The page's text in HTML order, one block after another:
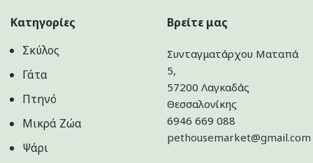
Κατηγορίες
Σκύλος
Γάτα
Πτηνό
Μικρά Ζώα
Ψάρι
Βρείτε μας
Συνταγματάρχου Ματαπά
5,
57200 Λαγκαδάς
Θεσσαλονίκης
6946 669 088
pethousemarket@gmail.com